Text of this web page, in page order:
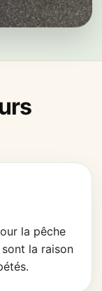
la pêche
la raison